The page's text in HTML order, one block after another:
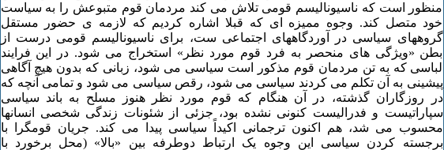
منظور است که ناسیونالیسم قومی تلاش می کند مردمان قوم متبوعش را به سیاست
خود متصل کند. وجوه ممیزه ای که قبلا اشاره کردیم که لازمه ی حضور مستقل
گروههای سیاسی در آوردگاههای اجتماعی ست، برای ناسیونالیسم قومی درست از
بطن «ویژگی های منحصر به فرد قوم مورد نظر» استخراج می شود. در این فرایند
لباسی که به تن مردمان قوم مذکور است سیاسی می شود، زبانی که بدون هیچ آگاهی
پیشینی به آن تکلم می کردند سیاسی می شود، رقص سیاسی می شود و تمامی آنچه که
در روزگاران گذشته، در آن هنگام که قوم مورد نظر هنوز مسلح به باند سیاسی
سپاراتیست و فدرالیست کنونی نشده بود، جزئی از شئونات زندگی شخصی انسانها
محسوب می شد، هم اکنون ترجمانی اکیداً سیاسی پیدا می کند. جریان قومگرا با
برجسته کردن سیاسی این وجوه یک ارتباط دوطرفه بین «بالا» (محل برخورد با